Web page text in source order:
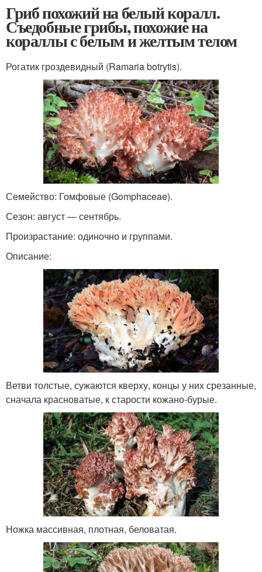
Гриб похожий на белый коралл.
Съедобные грибы, похожие на
кораллы с белым и желтым телом
Рогатик гроздевидный (Ramaria botrytis).
Семейство: Гомфовые (Gomphaceae).
Сезон: август — сентябрь.
Произрастание: одиночно и группами.
Описание:
Ветви толстые, сужаются кверху, концы у них срезанные,
сначала красноватые, к старости кожано-бурые.
Ножка массивная, плотная, беловатая.